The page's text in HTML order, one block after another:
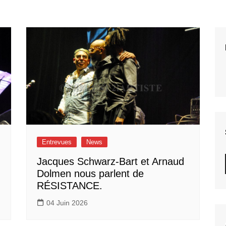
Entrevues News
Jacques Schwarz-Bart et Arnaud
Dolmen nous parlent de
RÉSISTANCE.
04 Juin 2026